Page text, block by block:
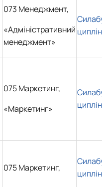
073 Менеджмент,
«Адміністративний
менеджмент»
075 Маркетинг,
«Маркетинг»
075 Маркетинг,